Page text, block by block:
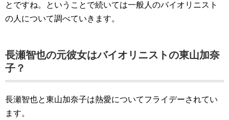
とですね。ということで続いては一般人のバイオリニスト
の人について調べていきます。
長瀬智也の元彼女はバイオリニストの東山加奈
子？
長瀬智也と東山加奈子は熱愛についてフライデーされてい
ます。